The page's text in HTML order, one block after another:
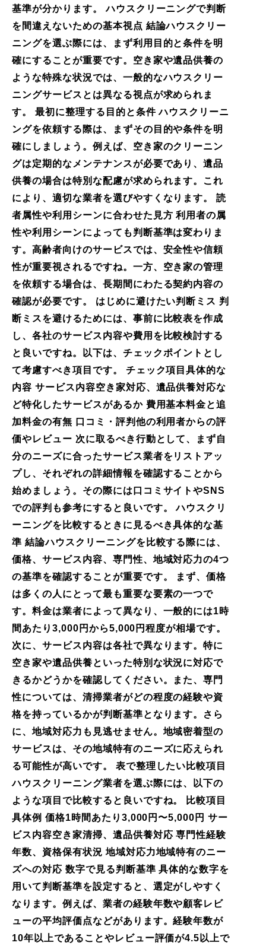
基準が分かります。 ハウスクリーニングで判断
を間違えないための基本視点 結論ハウスクリー
ニングを選ぶ際には、まず利用目的と条件を明
確にすることが重要です。空き家や遺品供養の
ような特殊な状況では、一般的なハウスクリー
ニングサービスとは異なる視点が求められま
す。 最初に整理する目的と条件 ハウスクリーニ
ングを依頼する際は、まずその目的や条件を明
確にしましょう。例えば、空き家のクリーニン
グは定期的なメンテナンスが必要であり、遺品
供養の場合は特別な配慮が求められます。これ
により、適切な業者を選びやすくなります。 読
者属性や利用シーンに合わせた見方 利用者の属
性や利用シーンによっても判断基準は変わりま
す。高齢者向けのサービスでは、安全性や信頼
性が重要視されるですね。一方、空き家の管理
を依頼する場合は、長期間にわたる契約内容の
確認が必要です。 はじめに避けたい判断ミス 判
断ミスを避けるためには、事前に比較表を作成
し、各社のサービス内容や費用を比較検討する
と良いですね。以下は、チェックポイントとし
て考慮すべき項目です。 チェック項目具体的な
内容 サービス内容空き家対応、遺品供養対応な
ど特化したサービスがあるか 費用基本料金と追
加料金の有無 口コミ・評判他の利用者からの評
価やレビュー 次に取るべき行動として、まず自
分のニーズに合ったサービス業者をリストアッ
プし、それぞれの詳細情報を確認することから
始めましょう。その際には口コミサイトやSNS
での評判も参考にすると良いです。 ハウスクリ
ーニングを比較するときに見るべき具体的な基
準 結論ハウスクリーニングを比較する際には、
価格、サービス内容、専門性、地域対応力の4つ
の基準を確認することが重要です。 まず、価格
は多くの人にとって最も重要な要素の一つで
す。料金は業者によって異なり、一般的には1時
間あたり3,000円から5,000円程度が相場です。
次に、サービス内容は各社で異なります。特に
空き家や遺品供養といった特別な状況に対応で
きるかどうかを確認してください。また、専門
性については、清掃業者がどの程度の経験や資
格を持っているかが判断基準となります。さら
に、地域対応力も見逃せません。地域密着型の
サービスは、その地域特有のニーズに応えられ
る可能性が高いです。 表で整理したい比較項目
ハウスクリーニング業者を選ぶ際には、以下の
ような項目で比較すると良いですね。 比較項目
具体例 価格1時間あたり3,000円〜5,000円 サー
ビス内容空き家清掃、遺品供養対応 専門性経験
年数、資格保有状況 地域対応力地域特有のニー
ズへの対応 数字で見る判断基準 具体的な数字を
用いて判断基準を設定すると、選定がしやすく
なります。例えば、業者の経験年数や顧客レビ
ューの平均評価点などがあります。経験年数が
10年以上であることやレビュー評価が4.5以上で